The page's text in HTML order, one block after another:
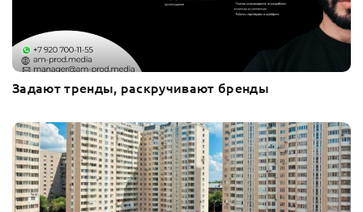
Задают тренды, раскручивают бренды